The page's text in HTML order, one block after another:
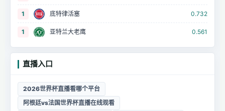
1 底特律活塞 0.732
1 亚特兰大老鹰 0.561
直播入口
2026世界杯直播看哪个平台
阿根廷vs法国世界杯直播在线观看